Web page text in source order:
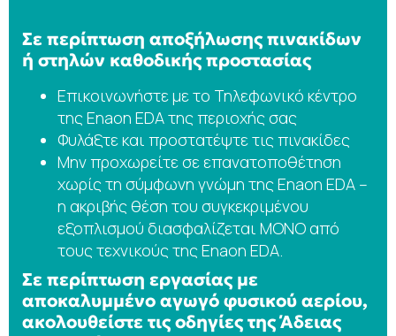
Σε περίπτωση αποξήλωσης πινακίδων
ή στηλών καθοδικής προστασίας
Επικοινωνήστε με το Τηλεφωνικό κέντρο
της Enaon EDA της περιοχής σας
Φυλάξτε και προστατέψτε τις πινακίδες
Μην προχωρείτε σε επανατοποθέτηση
χωρίς τη σύμφωνη γνώμη της Enaon EDA –
η ακριβής θέση του συγκεκριμένου
εξοπλισμού διασφαλίζεται ΜΟΝΟ από
τους τεχνικούς της Enaon EDA.
Σε περίπτωση εργασίας με
αποκαλυμμένο αγωγό φυσικού αερίου,
ακολουθείστε τις οδηγίες της Άδειας